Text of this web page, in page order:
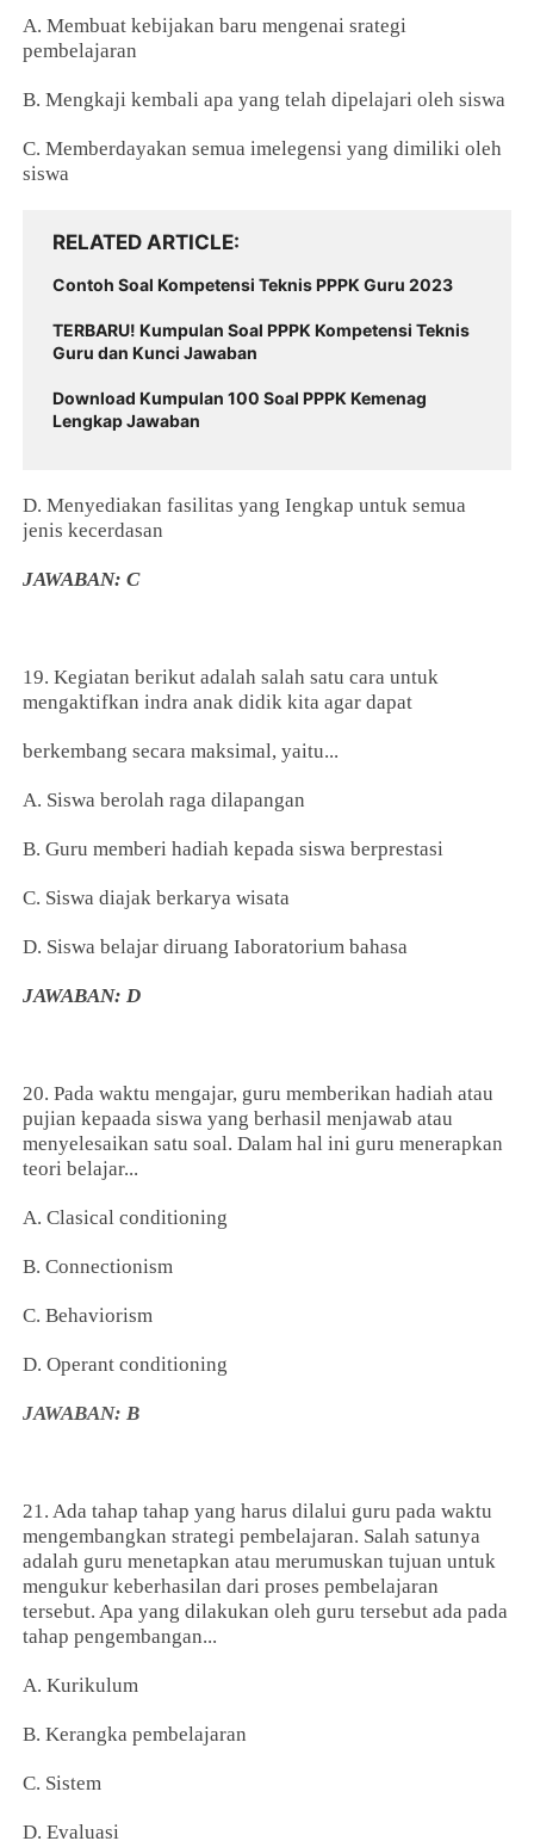
A. Membuat kebijakan baru mengenai srategi
pembelajaran
B. Mengkaji kembali apa yang telah dipelajari oleh siswa
C. Memberdayakan semua imelegensi yang dimiliki oleh
siswa
RELATED ARTICLE
Contoh Soal Kompetensi Teknis PPPK Guru 2023
TERBARU! Kumpulan Soal PPPK Kompetensi Teknis
Guru dan Kunci Jawaban
Download Kumpulan 100 Soal PPPK Kemenag
Lengkap Jawaban
D. Menyediakan fasilitas yang Iengkap untuk semua
jenis kecerdasan
JAWABAN: C
19. Kegiatan berikut adalah salah satu cara untuk
mengaktifkan indra anak didik kita agar dapat
berkembang secara maksimal, yaitu...
A. Siswa berolah raga dilapangan
B. Guru memberi hadiah kepada siswa berprestasi
C. Siswa diajak berkarya wisata
D. Siswa belajar diruang Iaboratorium bahasa
JAWABAN: D
20. Pada waktu mengajar, guru memberikan hadiah atau
pujian kepaada siswa yang berhasil menjawab atau
menyelesaikan satu soal. Dalam hal ini guru menerapkan
teori belajar...
A. Clasical conditioning
B. Connectionism
C. Behaviorism
D. Operant conditioning
JAWABAN: B
21. Ada tahap tahap yang harus dilalui guru pada waktu
mengembangkan strategi pembelajaran. Salah satunya
adalah guru menetapkan atau merumuskan tujuan untuk
mengukur keberhasilan dari proses pembelajaran
tersebut. Apa yang dilakukan oleh guru tersebut ada pada
tahap pengembangan...
A. Kurikulum
B. Kerangka pembelajaran
C. Sistem
D. Evaluasi